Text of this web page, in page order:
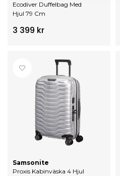
Ecodiver Duffelbag Med
Hjul 79 Cm
3 399 kr
Proxis Kabinväska 4 Hjul
Samsonite